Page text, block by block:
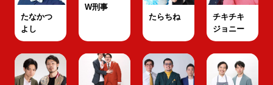
たなかつ
よし
W刑事
たらちね
チキチキ
ジョニー